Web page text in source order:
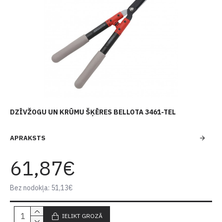
DZĪVŽOGU UN KRŪMU ŠĶĒRES BELLOTA 3461-TEL
APRAKSTS
61,87€
Bez nodokļa: 51,13€
IELIKT GROZĀ